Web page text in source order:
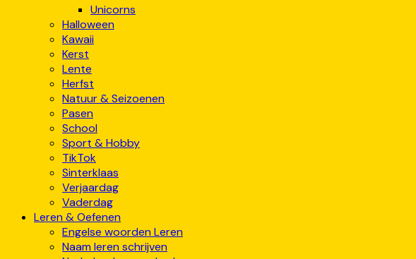
Unicorns
Halloween
Kawaii
Kerst
Lente
Herfst
Natuur & Seizoenen
Pasen
School
Sport & Hobby
TikTok
Sinterklaas
Verjaardag
Vaderdag
Leren & Oefenen
Engelse woorden Leren
Naam leren schrijven